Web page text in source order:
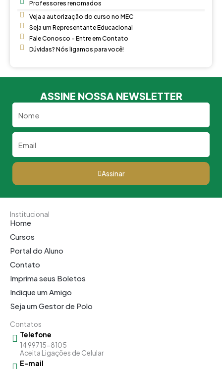
Professores renomados
Veja a autorização do curso no MEC
Seja um Representante Educacional
Fale Conosco - Entre em Contato
Dúvidas? Nós ligamos para você!
ASSINE NOSSA NEWSLETTER
Assinar
Institucional
Home
Cursos
Portal do Aluno
Contato
Imprima seus Boletos
Indique um Amigo
Seja um Gestor de Polo
Contatos
Telefone
14 99715-8105
Aceita Ligações de Celular
E-mail